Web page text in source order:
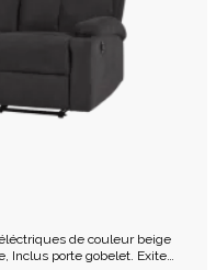
de couleur beige